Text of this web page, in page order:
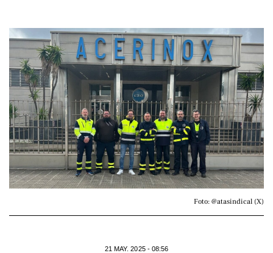
Foto: @atasindical (X)
21 MAY. 2025 - 08:56